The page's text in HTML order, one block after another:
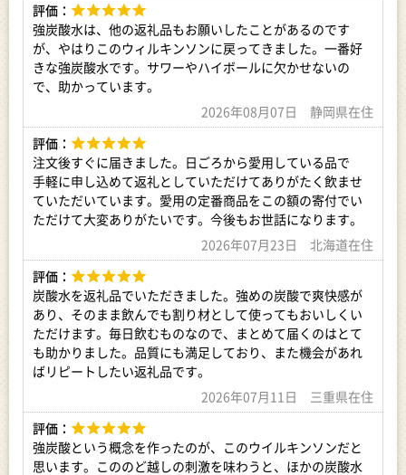
評価：
強炭酸水は、他の返礼品もお願いしたことがあるのです
が、やはりこのウィルキンソンに戻ってきました。一番好
きな強炭酸水です。サワーやハイボールに欠かせないの
で、助かっています。
2026年08月07日 静岡県在住
評価：
注文後すぐに届きました。日ごろから愛用している品で
手軽に申し込めて返礼としていただけてありがたく飲ませ
ていただいています。愛用の定番商品をこの額の寄付でい
ただけて大変ありがたいです。今後もお世話になります。
2026年07月23日 北海道在住
評価：
炭酸水を返礼品でいただきました。強めの炭酸で爽快感が
あり、そのまま飲んでも割り材として使ってもおいしくい
ただけます。毎日飲むものなので、まとめて届くのはとて
も助かりました。品質にも満足しており、また機会があれ
ばリピートしたい返礼品です。
2026年07月11日 三重県在住
評価：
強炭酸という概念を作ったのが、このウイルキンソンだと
思います。こののど越しの刺激を味わうと、ほかの炭酸水